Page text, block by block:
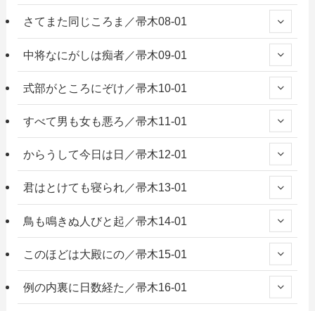
さてまた同じころま／帚木08-01
中将なにがしは痴者／帚木09-01
式部がところにぞけ／帚木10-01
すべて男も女も悪ろ／帚木11-01
からうして今日は日／帚木12-01
君はとけても寝られ／帚木13-01
鳥も鳴きぬ人びと起／帚木14-01
このほどは大殿にの／帚木15-01
例の内裏に日数経た／帚木16-01